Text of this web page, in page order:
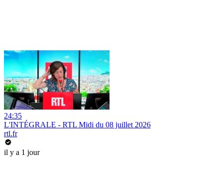
24:35
L'INTÉGRALE - RTL Midi du 08 juillet 2026
rtl.fr
il y a 1 jour